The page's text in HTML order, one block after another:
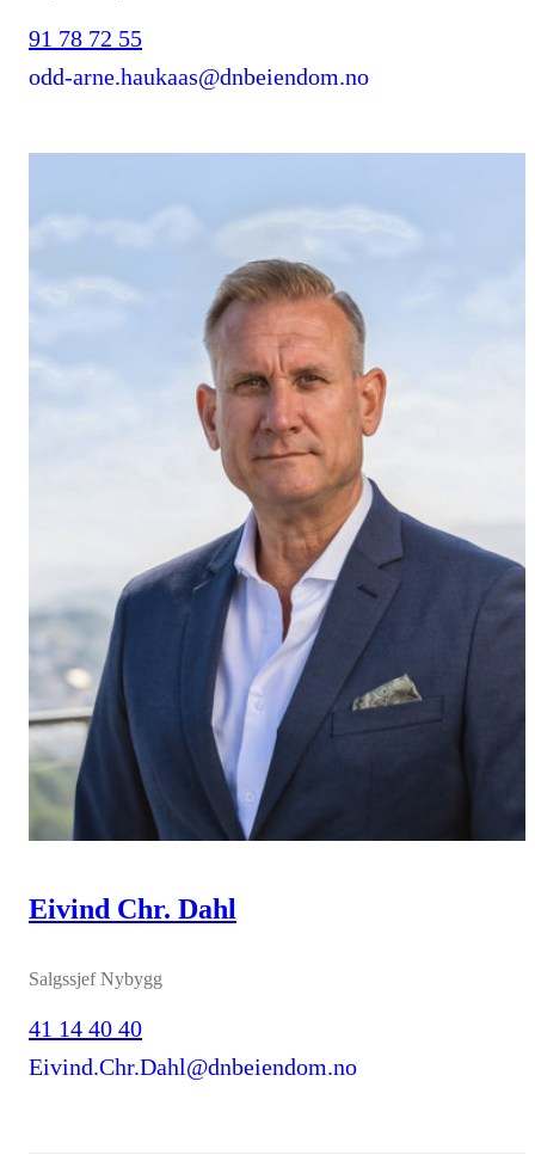
91 78 72 55
odd-arne.haukaas@dnbeiendom.no
Eivind Chr. Dahl
Salgssjef Nybygg
41 14 40 40
Eivind.Chr.Dahl@dnbeiendom.no